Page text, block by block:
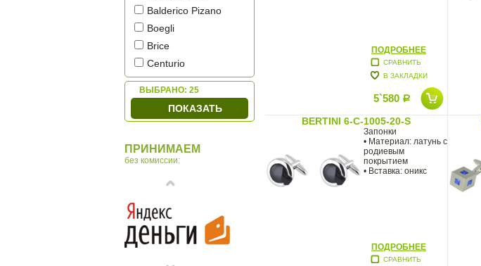
Balderico Pizano
Boegli
Brice
Centurio
Colibri
Dalvey
Fanti
Gianni Tonelli
Jacques Delon
Lanvin
ВЫБРАНО: 25
ПОКАЗАТЬ
ПРИНИМАЕМ
без комиссии:
ПОДРОБНЕЕ
СРАВНИТЬ
В ЗАКЛАДКИ
5`580 Р
BERTINI 6-C-1005-20-S
Запонки
• Материал: латунь с
родиевым
покрытием
• Вставка: оникс
ПОДРОБНЕЕ
СРАВНИТЬ